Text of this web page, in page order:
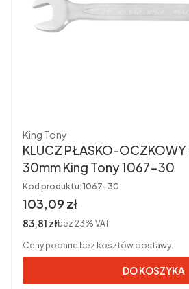
Producent
King Tony
KLUCZ PŁASKO-OCZKOWY ODGIĘTY 70*
30mm King Tony 1067-30
Kod produktu: 1067-30
Cena brutto
103,09 zł
Cena netto
83,81 złbez 23% VAT
Ceny podane bez kosztów dostawy.
DO KOSZYKA